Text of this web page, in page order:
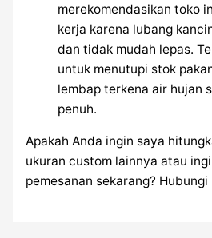
merekomendasikan toko
kerja karena lubang
dan tidak mudah lepas.
untuk menutupi stok
lembap terkena air hujan
penuh.
Apakah Anda ingin saya
ukuran custom lainnya atau
pemesanan sekarang? Hubungi